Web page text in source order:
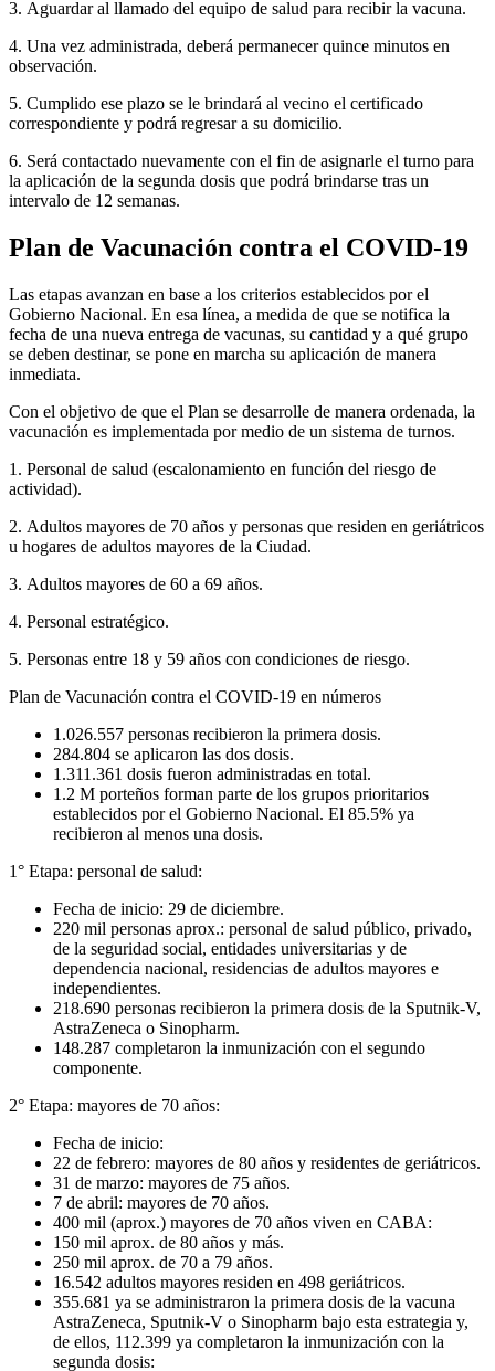
3. Aguardar al llamado del equipo de salud para recibir la vacuna.
4. Una vez administrada, deberá permanecer quince minutos en
observación.
5. Cumplido ese plazo se le brindará al vecino el certificado
correspondiente y podrá regresar a su domicilio.
6. Será contactado nuevamente con el fin de asignarle el turno para
la aplicación de la segunda dosis que podrá brindarse tras un
intervalo de 12 semanas.
Plan de Vacunación contra el COVID-19
Las etapas avanzan en base a los criterios establecidos por el
Gobierno Nacional. En esa línea, a medida de que se notifica la
fecha de una nueva entrega de vacunas, su cantidad y a qué grupo
se deben destinar, se pone en marcha su aplicación de manera
inmediata.
Con el objetivo de que el Plan se desarrolle de manera ordenada, la
vacunación es implementada por medio de un sistema de turnos.
1. Personal de salud (escalonamiento en función del riesgo de
actividad).
2. Adultos mayores de 70 años y personas que residen en geriátricos
u hogares de adultos mayores de la Ciudad.
3. Adultos mayores de 60 a 69 años.
4. Personal estratégico.
5. Personas entre 18 y 59 años con condiciones de riesgo.
Plan de Vacunación contra el COVID-19 en números
1.026.557 personas recibieron la primera dosis.
284.804 se aplicaron las dos dosis.
1.311.361 dosis fueron administradas en total.
1.2 M porteños forman parte de los grupos prioritarios
establecidos por el Gobierno Nacional. El 85.5% ya
recibieron al menos una dosis.
1° Etapa: personal de salud:
Fecha de inicio: 29 de diciembre.
220 mil personas aprox.: personal de salud público, privado,
de la seguridad social, entidades universitarias y de
dependencia nacional, residencias de adultos mayores e
independientes.
218.690 personas recibieron la primera dosis de la Sputnik-V,
AstraZeneca o Sinopharm.
148.287 completaron la inmunización con el segundo
componente.
2° Etapa: mayores de 70 años:
Fecha de inicio:
22 de febrero: mayores de 80 años y residentes de geriátricos.
31 de marzo: mayores de 75 años.
7 de abril: mayores de 70 años.
400 mil (aprox.) mayores de 70 años viven en CABA:
150 mil aprox. de 80 años y más.
250 mil aprox. de 70 a 79 años.
16.542 adultos mayores residen en 498 geriátricos.
355.681 ya se administraron la primera dosis de la vacuna
AstraZeneca, Sputnik-V o Sinopharm bajo esta estrategia y,
de ellos, 112.399 ya completaron la inmunización con la
segunda dosis: